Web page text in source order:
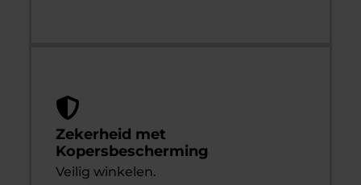
Zekerheid met
Kopersbescherming
Veilig winkelen.